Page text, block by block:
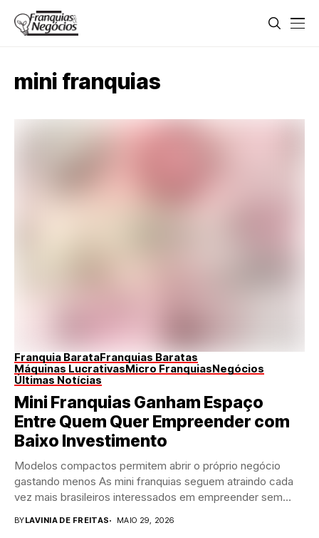
mini franquias
Franquia BarataFranquias Baratas
Máquinas LucrativasMicro FranquiasNegócios
Últimas Notícias
Mini Franquias Ganham Espaço
Entre Quem Quer Empreender com
Baixo Investimento
Modelos compactos permitem abrir o próprio negócio
gastando menos As mini franquias seguem atraindo cada
vez mais brasileiros interessados em empreender sem
BYLAVINIA DE FREITAS MAIO 29, 2026